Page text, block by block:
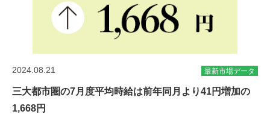
2024.08.21 最新市場データ
三大都市圏の7月度平均時給は前年同月より41円増加の
1,668円